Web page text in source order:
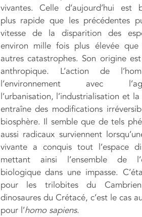
vivantes. Celle d’aujourd’hui est
plus rapide que les précédentes
vitesse de la disparition des
environ mille fois plus élevée
autres catastrophes. Son origine
anthropique. L’action de
l’environnement avec
l’urbanisation, l’industrialisation et
entraîne des modifications
biosphère. Il semble que de tels
aussi radicaux surviennent
vivante a conquis tout l’espace
mettant ainsi l’ensemble de
biologique dans une impasse.
pour les trilobites du
dinosaures du Crétacé, c’est le cas
pour l’homo sapiens.